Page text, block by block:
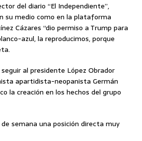
del diario “El Independiente”,
su medio como en la plataforma
Cázares “dio permiso a Trump para
azul, la reproducimos, porque
al presidente López Obrador
apartidista-neopanista Germán
la creación en los hechos del grupo
semana una posición directa muy